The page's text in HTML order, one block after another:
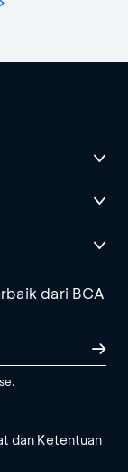
dari BCA
dan Ketentuan